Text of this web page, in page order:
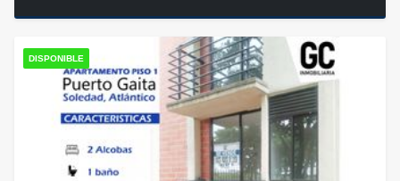
DISPONIBLE